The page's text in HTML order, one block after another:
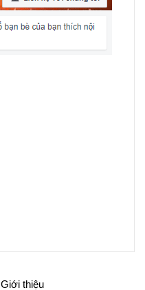
Giới thiệu